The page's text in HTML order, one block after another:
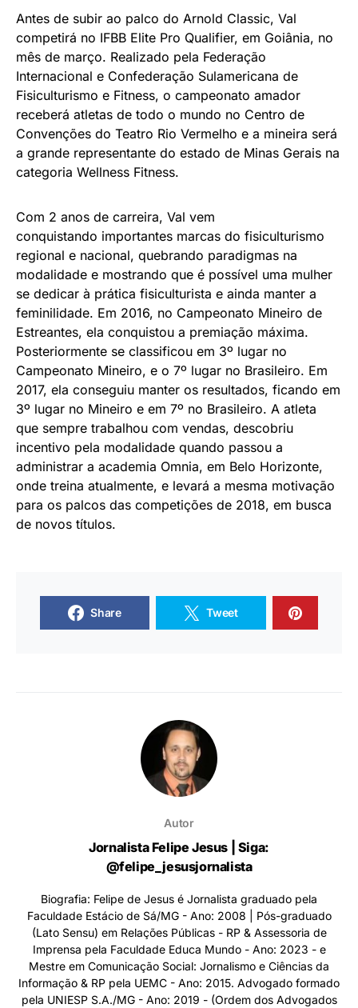
Antes de subir ao palco do Arnold Classic, Val
competirá no IFBB Elite Pro Qualifier, em Goiânia, no
mês de março. Realizado pela Federação
Internacional e Confederação Sulamericana de
Fisiculturismo e Fitness, o campeonato amador
receberá atletas de todo o mundo no Centro de
Convenções do Teatro Rio Vermelho e a mineira será
a grande representante do estado de Minas Gerais na
categoria Wellness Fitness.
Com 2 anos de carreira, Val vem
conquistando importantes marcas do fisiculturismo
regional e nacional, quebrando paradigmas na
modalidade e mostrando que é possível uma mulher
se dedicar à prática fisiculturista e ainda manter a
feminilidade. Em 2016, no Campeonato Mineiro de
Estreantes, ela conquistou a premiação máxima.
Posteriormente se classificou em 3º lugar no
Campeonato Mineiro, e o 7º lugar no Brasileiro. Em
2017, ela conseguiu manter os resultados, ficando em
3º lugar no Mineiro e em 7º no Brasileiro. A atleta
que sempre trabalhou com vendas, descobriu
incentivo pela modalidade quando passou a
administrar a academia Omnia, em Belo Horizonte,
onde treina atualmente, e levará a mesma motivação
para os palcos das competições de 2018, em busca
de novos títulos.
Share Tweet
Autor
Jornalista Felipe Jesus | Siga:
@felipe_jesusjornalista
Biografia: Felipe de Jesus é Jornalista graduado pela
Faculdade Estácio de Sá/MG - Ano: 2008 | Pós-graduado
(Lato Sensu) em Relações Públicas - RP & Assessoria de
Imprensa pela Faculdade Educa Mundo - Ano: 2023 - e
Mestre em Comunicação Social: Jornalismo e Ciências da
Informação & RP pela UEMC - Ano: 2015. Advogado formado
pela UNIESP S.A./MG - Ano: 2019 - (Ordem dos Advogados